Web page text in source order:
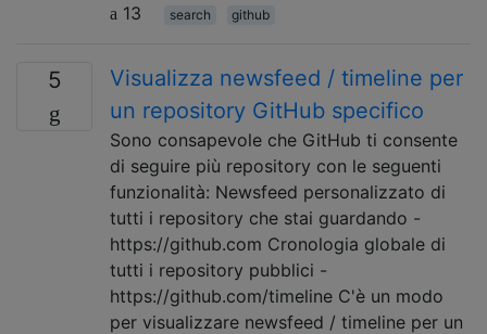
13
search github
5
Visualizza newsfeed / timeline per
un repository GitHub specifico
Sono consapevole che GitHub ti consente
di seguire più repository con le seguenti
funzionalità: Newsfeed personalizzato di
tutti i repository che stai guardando -
https://github.com Cronologia globale di
tutti i repository pubblici -
https://github.com/timeline C'è un modo
per visualizzare newsfeed / timeline per un